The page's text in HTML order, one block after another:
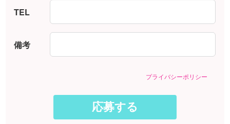
TEL
備考
プライバシーポリシー